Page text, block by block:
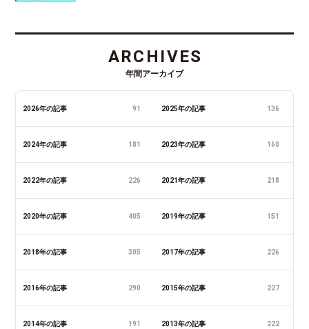
ARCHIVES
年間アーカイブ
2026年の記事 91 2025年の記事 136
2024年の記事 181 2023年の記事 160
2022年の記事 226 2021年の記事 218
2020年の記事 405 2019年の記事 151
2018年の記事 305 2017年の記事 226
2016年の記事 290 2015年の記事 227
2014年の記事 191 2013年の記事 222